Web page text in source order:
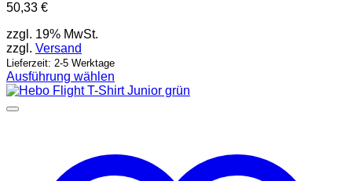
50,33 €
zzgl. 19% MwSt.
zzgl. Versand
Lieferzeit: 2-5 Werktage
Ausführung wählen
Dieses
Produkt